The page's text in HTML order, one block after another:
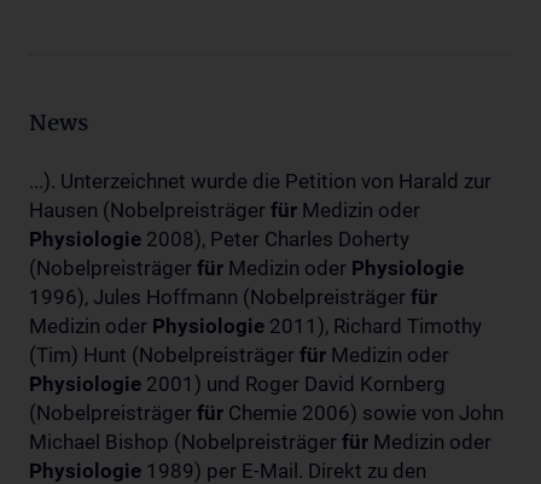
News
...). Unterzeichnet wurde die Petition von Harald zur
Hausen (Nobelpreisträger für Medizin oder
Physiologie 2008), Peter Charles Doherty
(Nobelpreisträger für Medizin oder Physiologie
1996), Jules Hoffmann (Nobelpreisträger für
Medizin oder Physiologie 2011), Richard Timothy
(Tim) Hunt (Nobelpreisträger für Medizin oder
Physiologie 2001) und Roger David Kornberg
(Nobelpreisträger für Chemie 2006) sowie von John
Michael Bishop (Nobelpreisträger für Medizin oder
Physiologie 1989) per E-Mail. Direkt zu den